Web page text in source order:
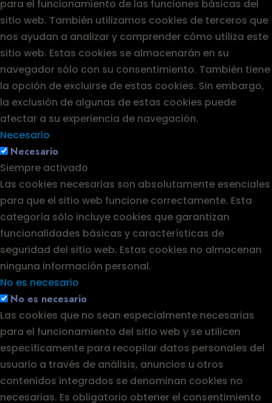
para el funcionamiento de las funciones básicas del
sitio web. También utilizamos cookies de terceros que
nos ayudan a analizar y comprender cómo utiliza este
sitio web. Estas cookies se almacenarán en su
navegador sólo con su consentimiento. También tiene
la opción de excluirse de estas cookies. Sin embargo,
la exclusión de algunas de estas cookies puede
afectar a su experiencia de navegación.
Necesario
Necesario
Siempre activado
Las cookies necesarias son absolutamente esenciales
para que el sitio web funcione correctamente. Esta
categoría sólo incluye cookies que garantizan
funcionalidades básicas y características de
seguridad del sitio web. Estas cookies no almacenan
ninguna información personal.
No es necesario
No es necesario
Las cookies que no sean especialmente necesarias
para el funcionamiento del sitio web y se utilicen
específicamente para recopilar datos personales del
usuario a través de análisis, anuncios u otros
contenidos integrados se denominan cookies no
necesarias. Es obligatorio obtener el consentimiento